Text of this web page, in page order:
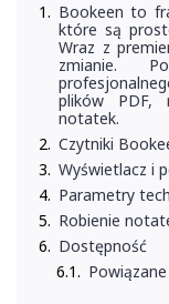
Bookeen to
które są
Wraz z
zmianie.
plików PDF,
notatek.
Czytniki
Wyświetlacz i
Parametry
Robienie
Dostępność